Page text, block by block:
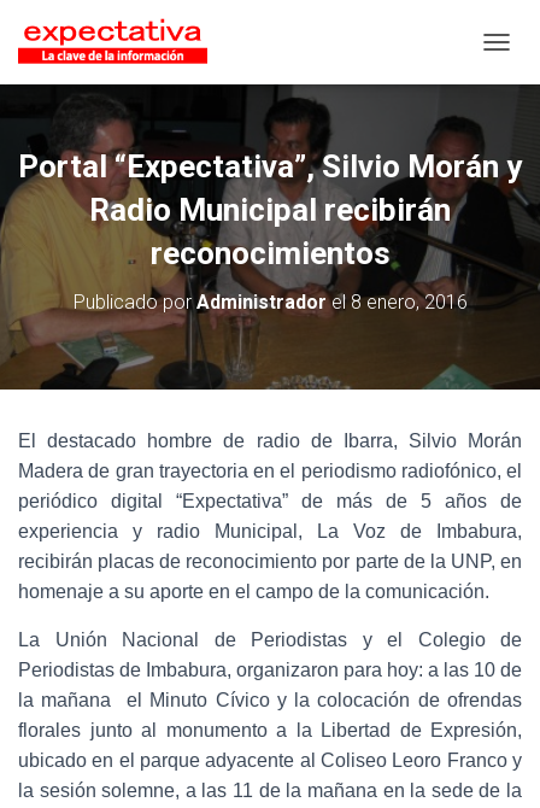
Portal “Expectativa”, Silvio Morán y
Radio Municipal recibirán
reconocimientos
Publicado porAdministradorel 8 enero, 2016
El destacado hombre de radio de Ibarra, Silvio Morán
Madera de gran trayectoria en el periodismo radiofónico, el
periódico digital “Expectativa” de más de 5 años de
experiencia y radio Municipal, La Voz de Imbabura,
recibirán placas de reconocimiento por parte de la UNP, en
homenaje a su aporte en el campo de la comunicación.
La Unión Nacional de Periodistas y el Colegio de
Periodistas de Imbabura, organizaron para hoy: a las 10 de
la mañana el Minuto Cívico y la colocación de ofrendas
florales junto al monumento a la Libertad de Expresión,
ubicado en el parque adyacente al Coliseo Leoro Franco y
la sesión solemne, a las 11 de la mañana en la sede de la